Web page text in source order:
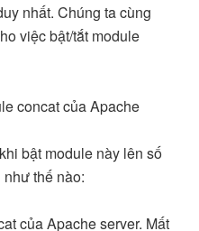
nhất. Chúng ta cùng
việc bật/tắt module
concat của Apache
bật module này lên số
thế nào:
của Apache server. Mất